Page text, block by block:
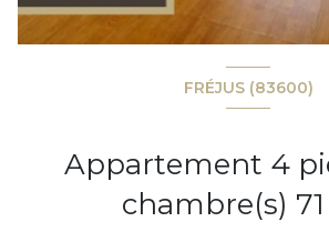
FRÉJUS (83600)
Appartement 4 pièce(s) 2